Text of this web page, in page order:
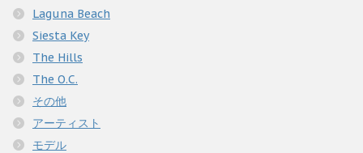
Laguna Beach
Siesta Key
The Hills
The O.C.
その他
アーティスト
モデル